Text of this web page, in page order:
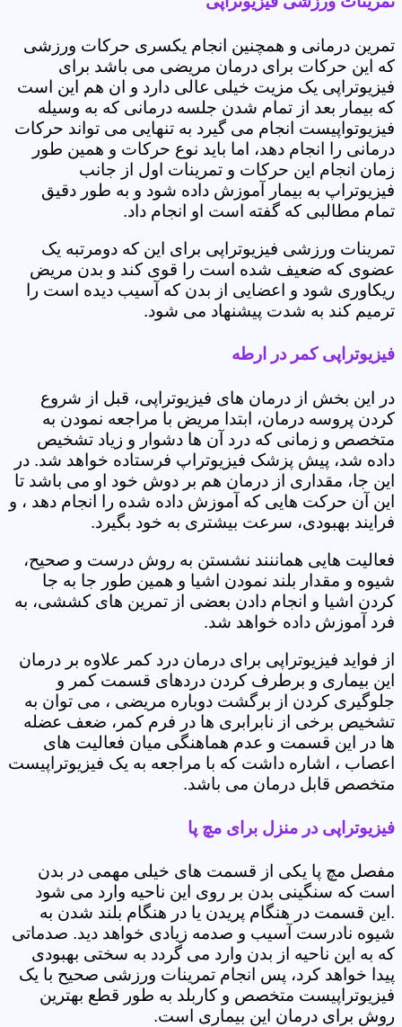
تمرین درمانی و همچنین انجام یکسری حرکات ورزشی
که این حرکات برای درمان مریضی می باشد برای
فیزیوتراپی یک مزیت خیلی عالی دارد و ان هم این است
که بیمار بعد از تمام شدن جلسه درمانی که به وسیله
فیزیوتواپیست انجام می گیرد به تنهایی می تواند حرکات
درمانی را انجام دهد، اما باید نوع حرکات و همین طور
زمان انجام این حرکات و تمرینات اول از جانب
فیزیوتراپ به بیمار آموزش داده شود و به طور دقیق
تمام مطالبی که گفته است او انجام داد.
تمرینات ورزشی فیزیوتراپی برای این که دومرتبه یک
عضوی که ضعیف شده است را قوی کند و بدن مریض
ریکاوری شود و اعضایی از بدن که آسیب دیده است را
ترمیم کند به شدت پیشنهاد می شود.
فیزیوتراپی کمر در ارطه
در این بخش از درمان های فیزیوتراپی، قبل از شروع
کردن پروسه درمان، ابتدا مریض با مراجعه نمودن به
متخصص و زمانی که درد آن ها دشوار و زیاد تشخیص
داده شد، پیش پزشک فیزیوتراپ فرستاده خواهد شد. در
این جا، مقداری از درمان هم بر دوش خود او می باشد تا
این آن حرکت هایی که آموزش داده شده را انجام دهد ، و
فرایند بهبودی، سرعت بیشتری به خود بگیرد.
فعالیت هایی هماننند نشستن به روش درست و صحیح،
شیوه و مقدار بلند نمودن اشیا و همین طور جا به جا
کردن اشیا و انجام دادن بعضی از تمرین های کششی، به
فرد آموزش داده خواهد شد.
از فواید فیزیوتراپی برای درمان درد کمر علاوه بر درمان
این بیماری و برطرف کردن دردهای قسمت کمر و
جلوگیری کردن از برگشت دوباره مریضی ، می توان به
تشخیص برخی از نابرابری ها در فرم کمر، ضعف عضله
ها در این قسمت و عدم هماهنگی میان فعالیت های
اعصاب ، اشاره داشت که با مراجعه به یک فیزیوتراپیست
متخصص قابل درمان می باشد.
فیزیوتراپی در منزل برای مچ پا
مفصل مچ پا یکی از قسمت های خیلی مهمی در بدن
است که سنگینی بدن بر روی این ناحیه وارد می شود
.این قسمت در هنگام پریدن یا در هنگام بلند شدن به
شیوه نادرست آسیب و صدمه زیادی خواهد دید. صدماتی
که به این ناحیه از بدن وارد می گردد به سختی بهبودی
پیدا خواهد کرد، پس انجام تمرینات ورزشی صحیح با یک
فیزیوتراپیست متخصص و کاربلد به طور قطع بهترین
روش برای درمان این بیماری است.